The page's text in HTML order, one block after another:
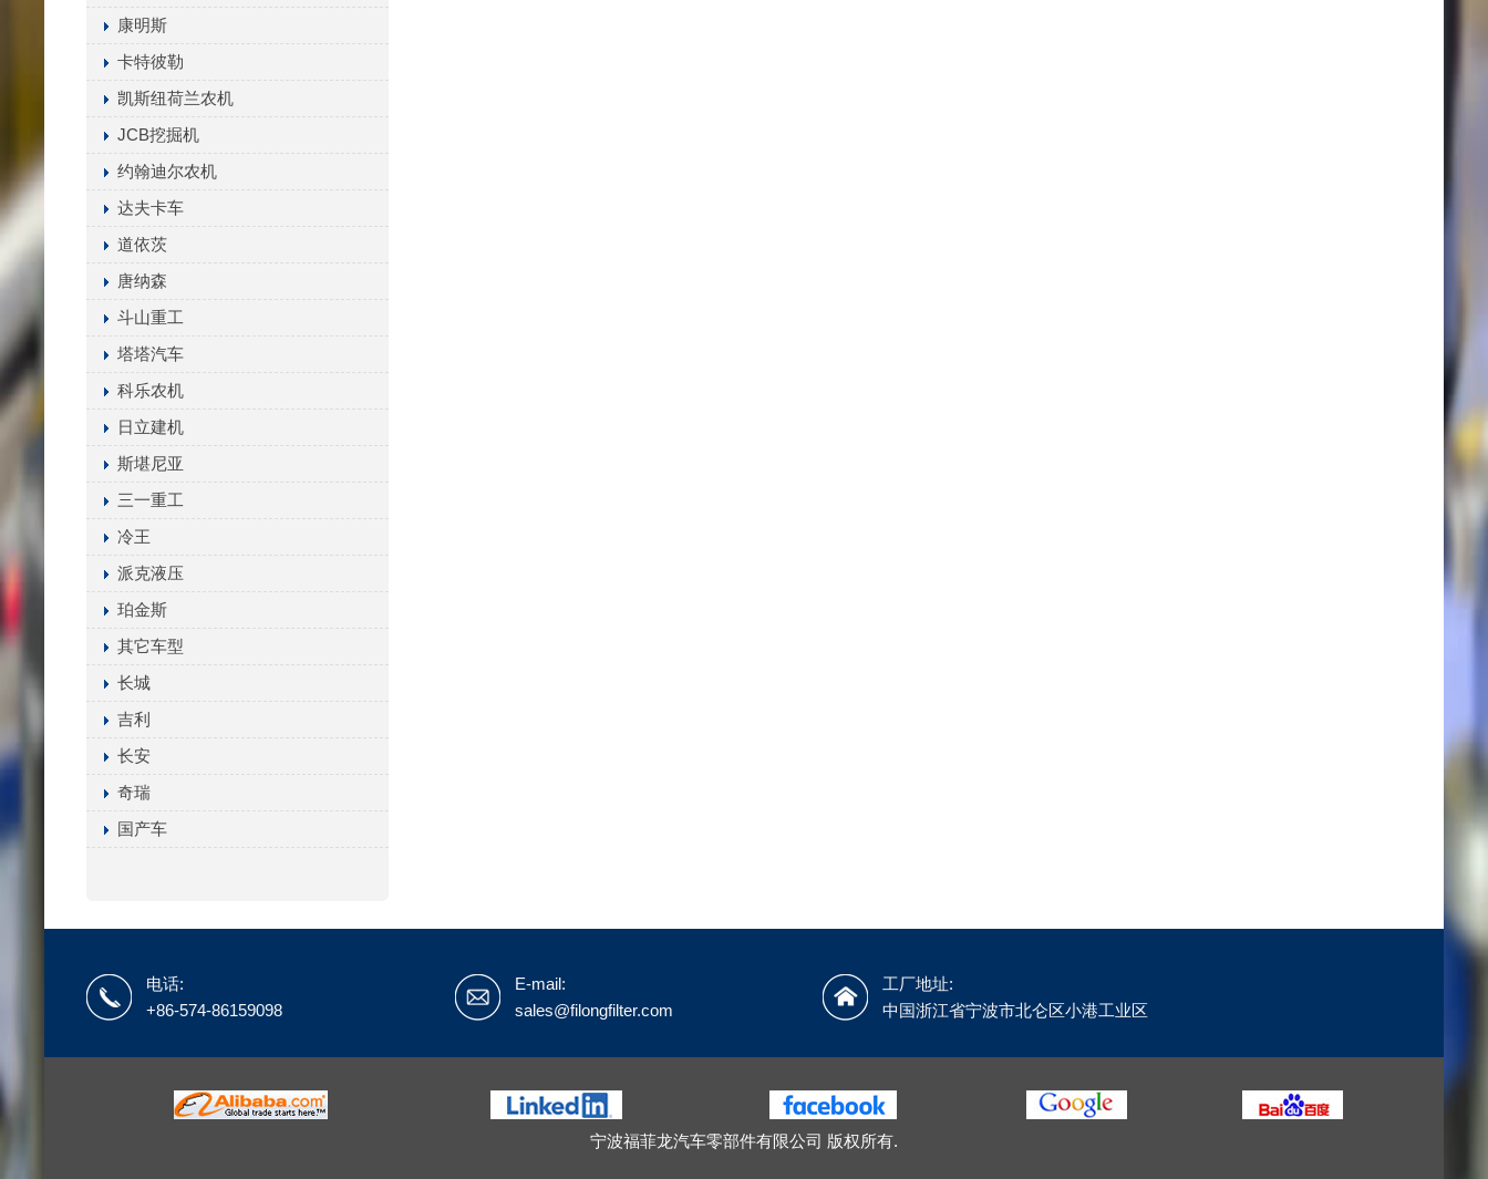
康明斯
卡特彼勒
凯斯纽荷兰农机
JCB挖掘机
约翰迪尔农机
达夫卡车
道依茨
唐纳森
斗山重工
塔塔汽车
科乐农机
日立建机
斯堪尼亚
三一重工
冷王
派克液压
珀金斯
其它车型
长城
吉利
长安
奇瑞
国产车
电话:
+86-574-86159098
E-mail:
sales@filongfilter.com
工厂地址:
中国浙江省宁波市北仑区小港工业区
宁波福菲龙汽车零部件有限公司 版权所有.